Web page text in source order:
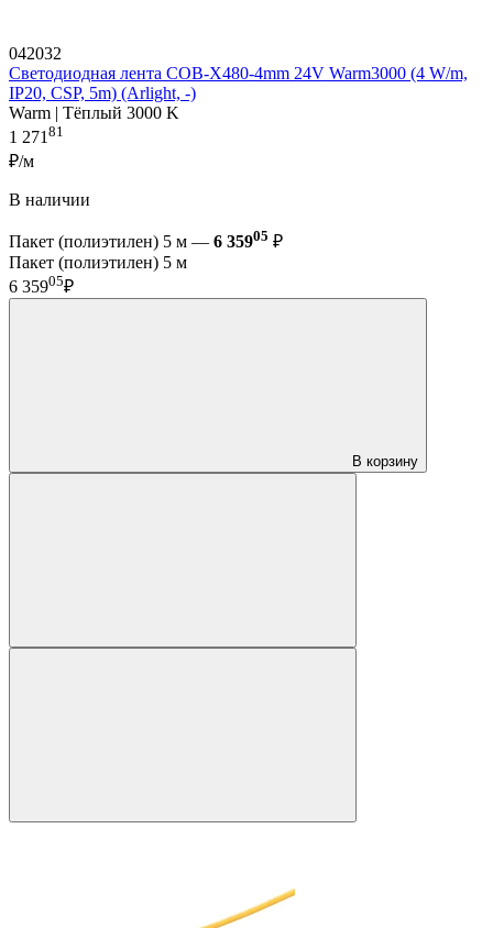
042032
Светодиодная лента COB-X480-4mm 24V Warm3000 (4 W/m,
IP20, CSP, 5m) (Arlight, -)
Warm | Тёплый 3000 K
1 27181
₽/м
В наличии
Пакет (полиэтилен) 5 м — 6 35905 ₽
Пакет (полиэтилен) 5 м
6 35905₽
В корзину